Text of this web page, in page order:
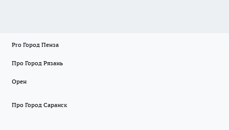
Pro Город Пенза
Про Город Рязань
Орен
Про Город Саранск